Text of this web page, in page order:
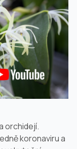
orchidejí.
koronaviru a